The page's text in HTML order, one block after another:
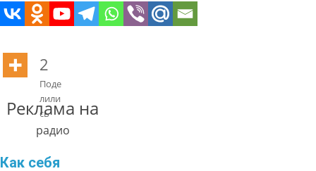
2
Поде
лили
сь
Реклама на
радио
Как себя